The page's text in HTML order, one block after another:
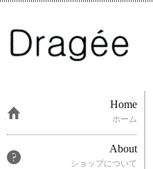
Home
ホーム
About
ショップについて